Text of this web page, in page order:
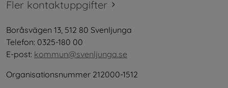
Fler kontaktuppgifter
Boråsvägen 13, 512 80 Svenljunga
Telefon: 0325-180 00
E-post: kommun@svenljunga.se
Organisationsnummer 212000-1512